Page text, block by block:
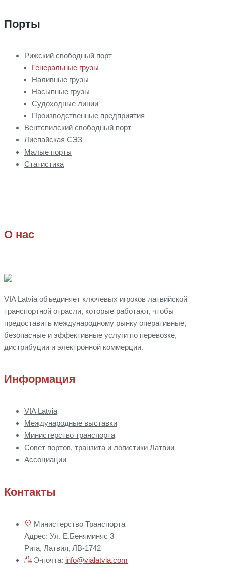
Порты
Рижский свободный порт
Генеральные грузы
Наливные грузы
Насыпные грузы
Судоходные линии
Производственные предприятия
Вентспилский свободный порт
Лиепайская СЭЗ
Малые порты
Статистика
О нас
VIA Latvia объединяет ключевых игроков латвийской
транспортной отрасли, которые работают, чтобы
предоставить международному рынку оперативные,
безопасные и эффективные услуги по перевозке,
дистрибуции и электронной коммерции.
Информация
VIA Latvia
Международные выставки
Министерство транспорта
Совет портов, транзита и логистики Латвии
Ассоциации
Контакты
Министерство Транспорта
Адрес: Ул. Е.Беняминяс 3
Рига, Латвия, ЛВ-1742
Э-почта: info@vialatvia.com